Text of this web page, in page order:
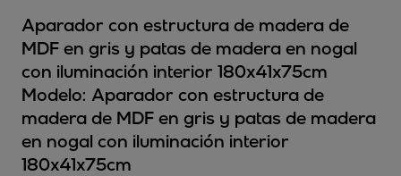
Aparador con estructura de madera de
MDF en gris y patas de madera en nogal
con iluminación interior 180x41x75cm
Modelo: Aparador con estructura de
madera de MDF en gris y patas de madera
en nogal con iluminación interior
180x41x75cm